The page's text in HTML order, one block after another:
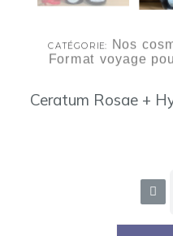
CATÉGORIE Nos
Format voyage
Ceratum Rosae +